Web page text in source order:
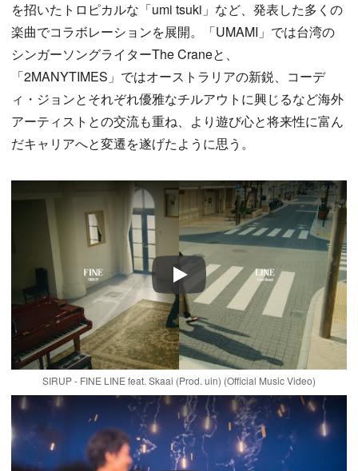
を招いたトロピカルな「umi tsuki」など、発表した多くの
楽曲でコラボレーションを展開。「UMAMI」では台湾の
シンガーソングライターThe Craneと、
「2MANYTIMES」ではオーストラリアの新鋭、コーデ
ィ・ジョンとそれぞれ優雅なチルアウトに興じるなど海外
アーティストとの交流も重ね、より遊び心と将来性に富ん
だキャリアへと変遷を遂げたように思う。
Play
SIRUP - FINE LINE feat. Skaai (Prod. uin) (Official Music Video)